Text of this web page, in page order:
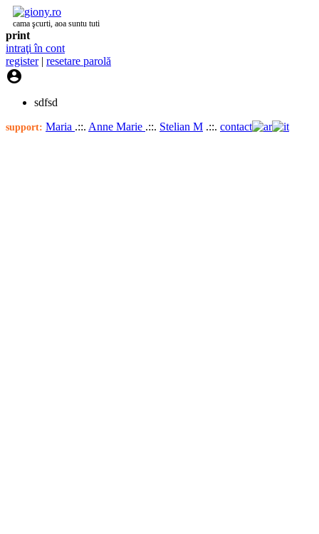
cama şcurti, aoa suntu tuti
print
intraţi în cont
register| resetare parolă

sdfsd
support: Maria .::. Anne Marie .::. Stelian M .::. contact